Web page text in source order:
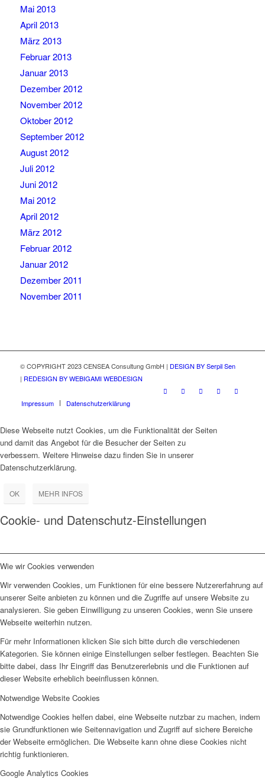
Mai 2013
April 2013
März 2013
Februar 2013
Januar 2013
Dezember 2012
November 2012
Oktober 2012
September 2012
August 2012
Juli 2012
Juni 2012
Mai 2012
April 2012
März 2012
Februar 2012
Januar 2012
Dezember 2011
November 2011
© COPYRIGHT 2023 CENSEA Consultung GmbH | DESIGN BY Serpil Sen
| REDESIGN BY WEBIGAMI WEBDESIGN
Impressum Datenschutzerklärung
Diese Webseite nutzt Cookies, um die Funktionalität der Seiten
und damit das Angebot für die Besucher der Seiten zu
verbessern. Weitere Hinweise dazu finden Sie in unserer
Datenschutzerklärung.
OK MEHR INFOS
Cookie- und Datenschutz-Einstellungen
Wie wir Cookies verwenden
Wir verwenden Cookies, um Funktionen für eine bessere Nutzererfahrung auf
unserer Seite anbieten zu können und die Zugriffe auf unsere Website zu
analysieren. Sie geben Einwilligung zu unseren Cookies, wenn Sie unsere
Webseite weiterhin nutzen.
Für mehr Informationen klicken Sie sich bitte durch die verschiedenen
Kategorien. Sie können einige Einstellungen selber festlegen. Beachten Sie
bitte dabei, dass Ihr Eingriff das Benutzererlebnis und die Funktionen auf
dieser Website erheblich beeinflussen können.
Notwendige Website Cookies
Notwendige Cookies helfen dabei, eine Webseite nutzbar zu machen, indem
sie Grundfunktionen wie Seitennavigation und Zugriff auf sichere Bereiche
der Webseite ermöglichen. Die Webseite kann ohne diese Cookies nicht
richtig funktionieren.
Google Analytics Cookies